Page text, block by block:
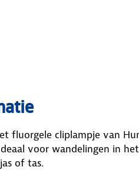
fluorgele cliplampje van
voor wandelingen in
of tas.